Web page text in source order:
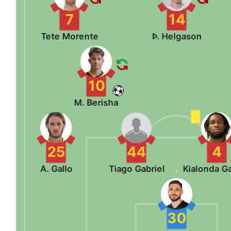
30
25
A. Gallo
44
Tiago Gabriel
4
Kialonda
10
M. Berisha
7
Tete Morente
14
Þ. Helgason